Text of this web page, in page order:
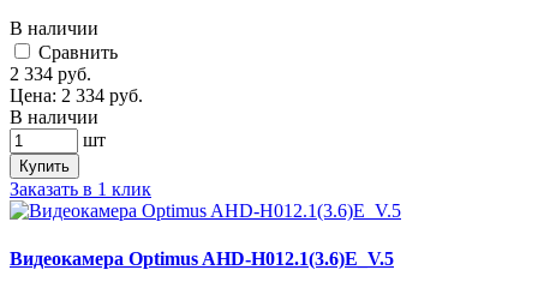
В наличии
Cравнить
2 334 руб.
Цена: 2 334 руб.
В наличии
шт
Купить
Заказать в 1 клик
Видеокамера Optimus AHD-H012.1(3.6)E_V.5